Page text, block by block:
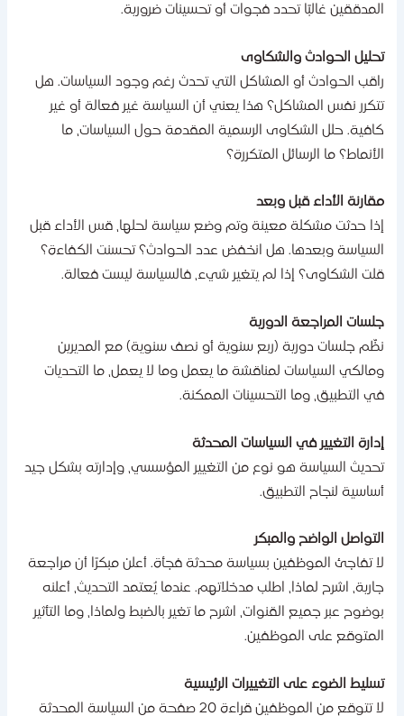
غالبًا تحدد فجوات أو تحسينات ضرورية.
الحوادث والشكاوى
الحوادث أو المشاكل التي تحدث رغم وجود السياسات. هل
نفس المشاكل؟ هذا يعني أن السياسة غير فعالة أو غير
حلل الشكاوى الرسمية المقدمة حول السياسات، ما
ما الرسائل المتكررة؟
الأداء قبل وبعد
حدثت مشكلة معينة وتم وضع سياسة لحلها، قس الأداء قبل
وبعدها. هل انخفض عدد الحوادث؟ تحسنت الكفاءة؟
الشكاوى؟ إذا لم يتغير شيء، فالسياسة ليست فعالة.
المراجعة الدورية
جلسات دورية (ربع سنوية أو نصف سنوية) مع المديرين
السياسات لمناقشة ما يعمل وما لا يعمل، ما التحديات
التطبيق، وما التحسينات الممكنة.
التغيير في السياسات المحدثة
السياسة هو نوع من التغيير المؤسسي، وإدارته بشكل جيد
لنجاح التطبيق.
الواضح والمبكر
تفاجئ الموظفين بسياسة محدثة فجأة. أعلن مبكرًا أن مراجعة
اشرح لماذا، اطلب مدخلاتهم. عندما يُعتمد التحديث، أعلنه
عبر جميع القنوات، اشرح ما تغير بالضبط ولماذا، وما التأثير
على الموظفين.
الضوء على التغييرات الرئيسية
لا تتوقع من الموظفين قراءة 20 صفحة من السياسة المحدثة